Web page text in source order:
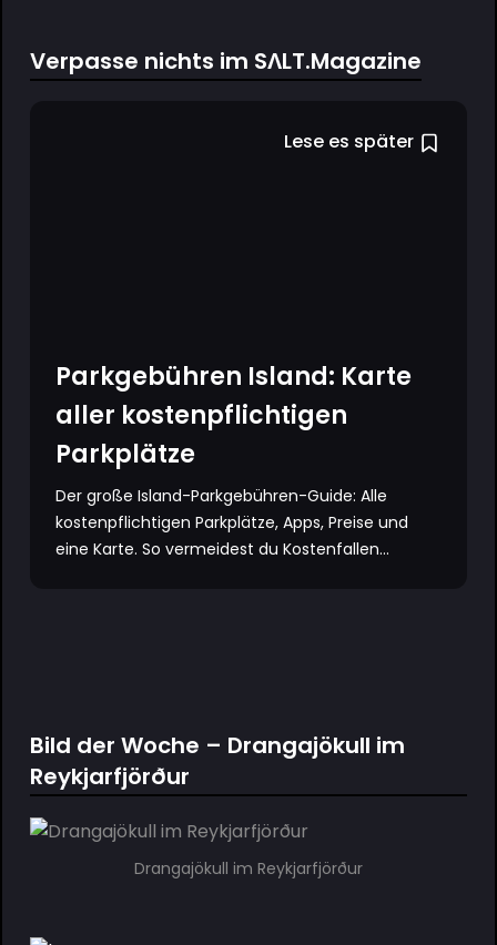
Verpasse nichts im SΛLT.Magazine
Lese es später
Parkgebühren Island: Karte
aller kostenpflichtigen
Parkplätze
Der große Island-Parkgebühren-Guide: Alle
kostenpflichtigen Parkplätze, Apps, Preise und
eine Karte. So vermeidest du Kostenfallen...
Bild der Woche – Drangajökull im
Reykjarfjörður
Drangajökull im Reykjarfjörður